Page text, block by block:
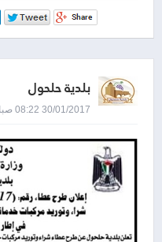
بلدية حلحول
30/01/2017 08:22 صباحاً